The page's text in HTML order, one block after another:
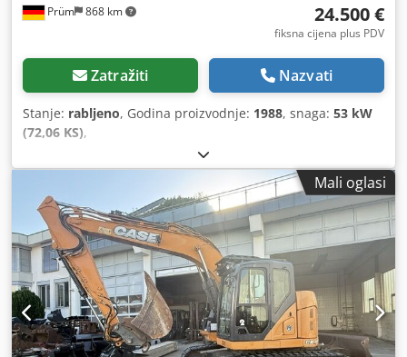
Prüm 868 km 24.500 €
fiksna cijena plus PDV
Zatražiti Nazvati
Stanje: rabljeno, Godina proizvodnje: 1988, snaga: 53 kW
(72,06 KS),
Mali oglasi